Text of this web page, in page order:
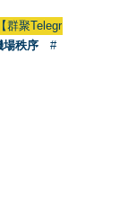
Telegram群組】
場秩序
#